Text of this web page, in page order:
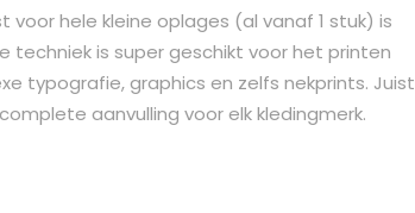
voor hele kleine oplages (al vanaf 1 stuk) is
techniek is super geschikt voor het printen
typografie, graphics en zelfs nekprints. Juist
aanvulling voor elk kledingmerk.